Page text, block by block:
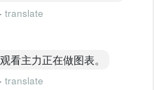
· translate
看主力正在做图表。
· translate